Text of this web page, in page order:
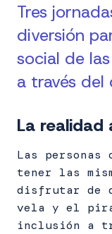
Tres
diversión
social de
a través del
La realidad
Las personas
tener las
disfrutar de
vela y el
inclusión a